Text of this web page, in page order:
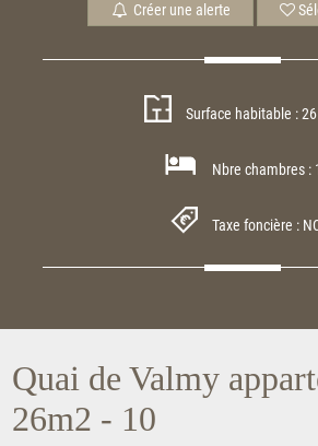
Créer une alerte
Surface habitable :
Nbre chambres :
Taxe foncière :
Quai de Valmy
26m2 - 10